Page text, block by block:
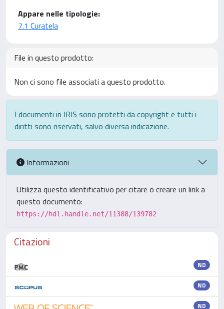
Appare nelle tipologie:
7.1 Curatela
File in questo prodotto:
Non ci sono file associati a questo prodotto.
I documenti in IRIS sono protetti da copyright e tutti i
diritti sono riservati, salvo diversa indicazione.
Informazioni
Utilizza questo identificativo per citare o creare un link a
questo documento:
https://hdl.handle.net/11388/139782
Citazioni
ND
ND
ND